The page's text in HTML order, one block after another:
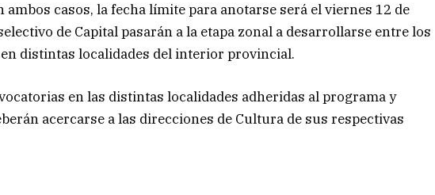
ambos casos, la fecha límite para anotarse será el viernes 12 de
de Capital pasarán a la etapa zonal a desarrollarse entre los
distintas localidades del interior provincial.
en las distintas localidades adheridas al programa y
acercarse a las direcciones de Cultura de sus respectivas